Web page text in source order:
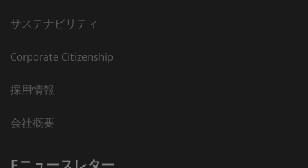
サステナビリティ
Corporate Citizenship
採用情報
会社概要